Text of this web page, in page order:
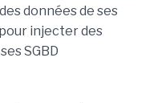
données de ses
injecter des
SGBD